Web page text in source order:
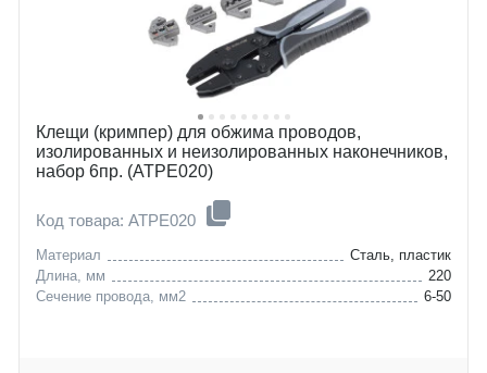
Клещи (кримпер) для обжима проводов,
изолированных и неизолированных наконечников,
набор 6пр. (ATPE020)
Код товара: ATPE020
Материал
Сталь, пластик
Длина, мм
220
Сечение провода, мм2
6-50